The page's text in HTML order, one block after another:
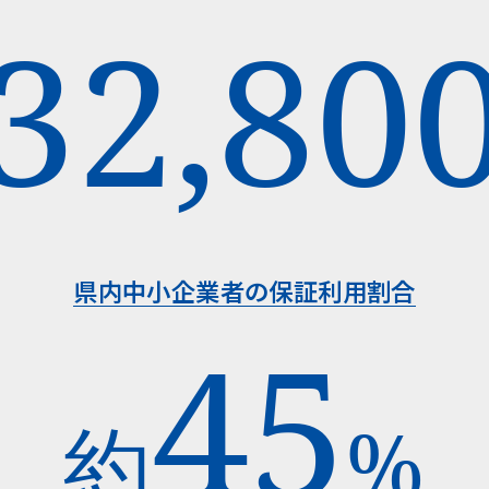
県内中小企業者の保証利用割合
約45%